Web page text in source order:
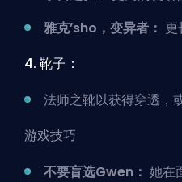
雅克’sho，变异者： 更
4. 靴子：
法师之靴以获得穿透，
游戏技巧
不要盲选Gwen： 她在